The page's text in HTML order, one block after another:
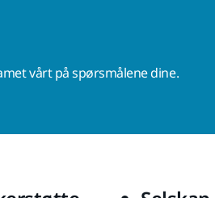
vårt på spørsmålene dine.